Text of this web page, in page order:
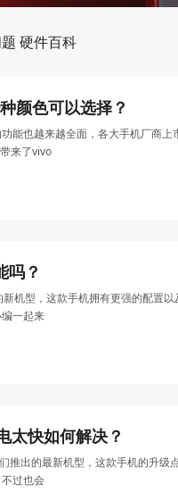
硬件百科
颜色可以选择？
能也越来越全面，各大手机厂商
来了vivo
吗？
机型，这款手机拥有更强的配置
一起来
太快如何解决？
推出的最新机型，这款手机的升
过也会